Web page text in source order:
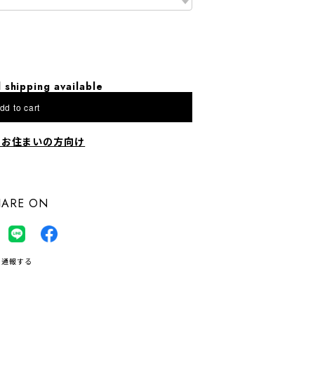
available
to cart
住まいの方向け
ON
通報する